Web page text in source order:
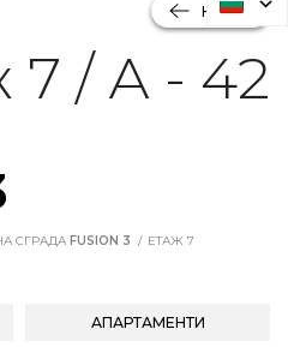
НАЗАД
7 / А - 42
СГРАДА FUSION 3
ЕТАЖ 7
АПАРТАМЕНТИ